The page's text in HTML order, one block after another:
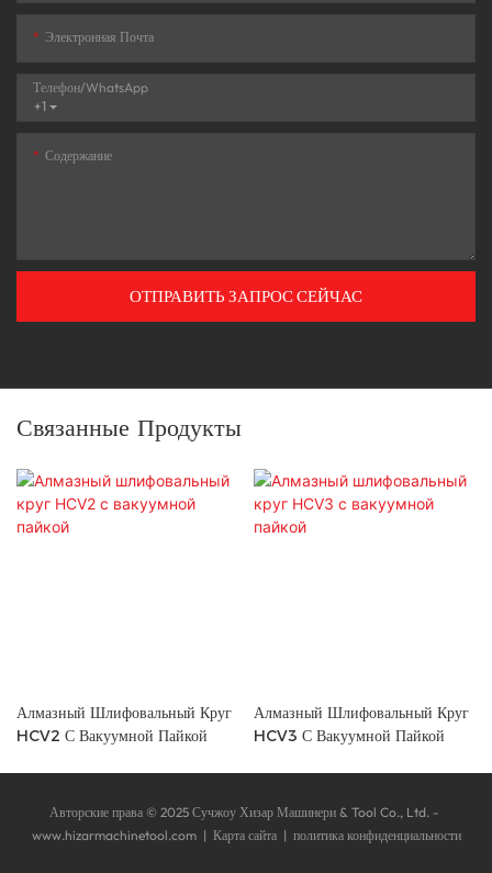
Электронная Почта
+1
Телефон/WhatsApp
Содержание
ОТПРАВИТЬ ЗАПРОС СЕЙЧАС
Связанные Продукты
Алмазный Шлифовальный Круг
HCV2 С Вакуумной Пайкой
Алмазный Шлифовальный Круг
HCV3 С Вакуумной Пайкой
Авторские права © 2025 Сучжоу Хизар Машинери & Tool Co., Ltd. -
www.hizarmachinetool.com | Карта сайта | политика конфиденциальности